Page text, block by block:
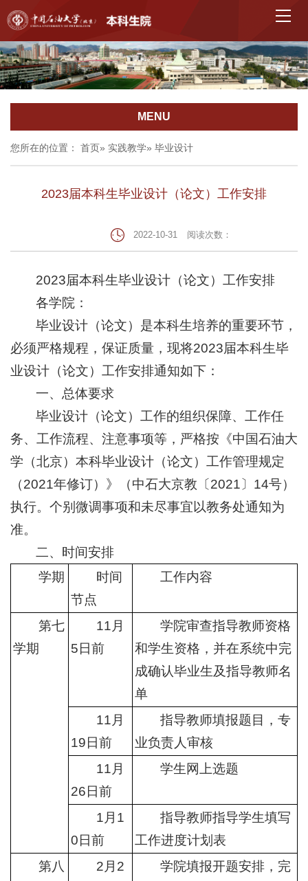
MENU
您所在的位置： 首页» 实践教学» 毕业设计
2023届本科生毕业设计（论文）工作安排
2022-10-31 阅读次数：
2023届本科生毕业设计（论文）工作安排
各学院：
毕业设计（论文）是本科生培养的重要环节，
必须严格规程，保证质量，现将2023届本科生毕
业设计（论文）工作安排通知如下：
一、总体要求
毕业设计（论文）工作的组织保障、工作任
务、工作流程、注意事项等，严格按《中国石油大
学（北京）本科毕业设计（论文）工作管理规定
（2021年修订）》（中石大京教〔2021〕14号）
执行。个别微调事项和未尽事宜以教务处通知为
准。
二、时间安排
学期
时间
节点
工作内容
第七
学期
11月
5日前
学院审查指导教师资格
和学生资格，并在系统中完
成确认毕业生及指导教师名
单
11月
19日前
指导教师填报题目，专
业负责人审核
11月
26日前
学生网上选题
1月1
0日前
指导教师指导学生填写
工作进度计划表
第八
2月2
学院填报开题安排，完